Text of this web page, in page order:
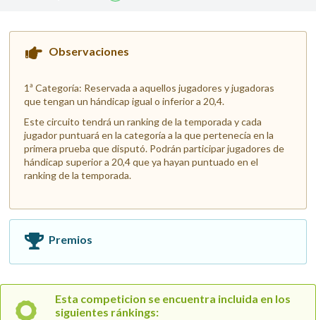
Observaciones
1ª Categoría: Reservada a aquellos jugadores y jugadoras
que tengan un hándicap igual o inferior a 20,4.
Este circuito tendrá un ranking de la temporada y cada
jugador puntuará en la categoría a la que pertenecía en la
primera prueba que disputó. Podrán participar jugadores de
hándicap superior a 20,4 que ya hayan puntuado en el
ranking de la temporada.
Premios
Esta competicion se encuentra incluida en los
siguientes ránkings: